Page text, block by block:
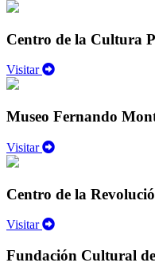
Centro de la Cultura
Visitar
Museo Fernando
Visitar
Centro de la
Visitar
Fundación Cultural